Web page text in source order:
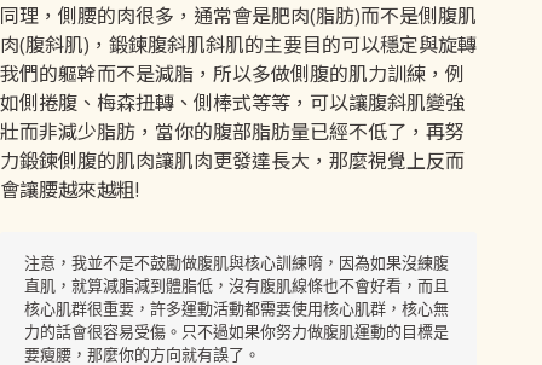
同理，側腰的肉很多，通常會是肥肉(脂肪)而不是側腹肌
肉(腹斜肌)，鍛鍊腹斜肌斜肌的主要目的可以穩定與旋轉
我們的軀幹而不是減脂，所以多做側腹的肌力訓練，例
如側捲腹、梅森扭轉、側棒式等等，可以讓腹斜肌變強
壯而非減少脂肪，當你的腹部脂肪量已經不低了，再努
力鍛鍊側腹的肌肉讓肌肉更發達長大，那麼視覺上反而
會讓腰越來越粗!
注意，我並不是不鼓勵做腹肌與核心訓練唷，因為如果沒練腹
直肌，就算減脂減到體脂低，沒有腹肌線條也不會好看，而且
核心肌群很重要，許多運動活動都需要使用核心肌群，核心無
力的話會很容易受傷。只不過如果你努力做腹肌運動的目標是
要瘦腰，那麼你的方向就有誤了。